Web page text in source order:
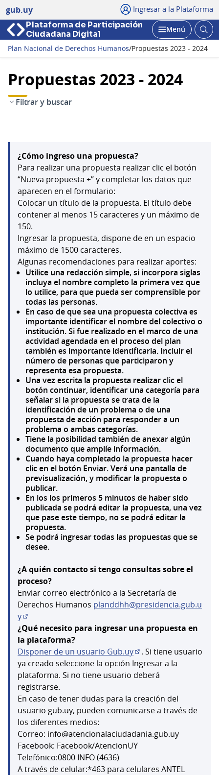
gub.uy Ingresar a la Plataforma
Plataforma de Participación
Ciudadana Digital
Abrir
Menú
Plan Nacional de Derechos Humanos/Propuestas 2023 - 2024
Propuestas 2023 - 2024
Filtrar y buscar
¿Cómo ingreso una propuesta?
Para realizar una propuesta realizar clic el botón
“Nueva propuesta +” y completar los datos que
aparecen en el formulario:
Colocar un título de la propuesta. El título debe
contener al menos 15 caracteres y un máximo de
150.
Ingresar la propuesta, dispone de en un espacio
máximo de 1500 caracteres.
Algunas recomendaciones para realizar aportes:
Utilice una redacción simple, si incorpora siglas
incluya el nombre completo la primera vez que
lo utilice, para que pueda ser comprensible por
todas las personas.
En caso de que sea una propuesta colectiva es
importante identificar el nombre del colectivo o
institución. Si fue realizado en el marco de una
actividad agendada en el proceso del plan
también es importante identificarla. Incluir el
número de personas que participaron y
representa esa propuesta.
Una vez escrita la propuesta realizar clic el
botón continuar, identificar una categoría para
señalar si la propuesta se trata de la
identificación de un problema o de una
propuesta de acción para responder a un
problema o ambas categorías.
Tiene la posibilidad también de anexar algún
documento que amplíe información.
Cuando haya completado la propuesta hacer
clic en el botón Enviar. Verá una pantalla de
previsualización, y modificar la propuesta o
publicar.
En los los primeros 5 minutos de haber sido
publicada se podrá editar la propuesta, una vez
que pase este tiempo, no se podrá editar la
propuesta.
Se podrá ingresar todas las propuestas que se
desee.
¿A quién contacto si tengo consultas sobre el
proceso?
Enviar correo electrónico a la Secretaría de
Derechos Humanos planddhh@presidencia.gub.u
y
(Abrir en una pestaña nueva)
¿Qué necesito para ingresar una propuesta en
la plataforma?
Disponer de un usuario Gub.uy
(Abrir en una pestaña
. Si tiene usuario
ya creado seleccione la opción Ingresar a la
plataforma. Si no tiene usuario deberá
registrarse.
En caso de tener dudas para la creación del
usuario gub.uy, pueden comunicarse a través de
los diferentes medios:
Correo: info@atencionalaciudadania.gub.uy
Facebook: Facebook/AtencionUY
Telefónico:0800 INFO (4636)
A través de celular:*463 para celulares ANTEL